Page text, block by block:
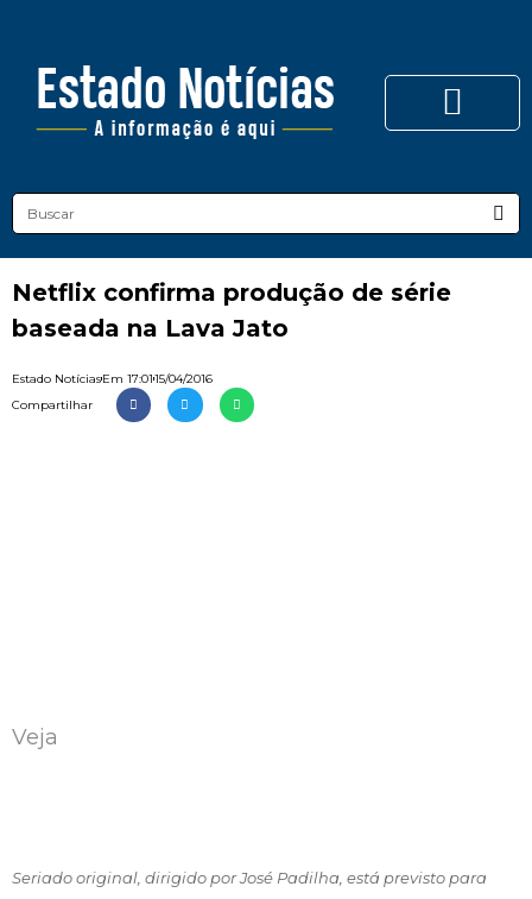
Netflix confirma produção de série
baseada na Lava Jato
Estado NotíciasEm 17:0115/04/2016
Compartilhar
Veja
Seriado original, dirigido por José Padilha, está previsto para